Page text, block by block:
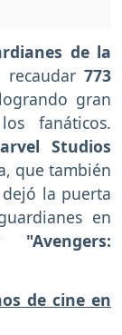
de la
773
gran
fanáticos.
Studios
que también
la puerta
en
de cine en